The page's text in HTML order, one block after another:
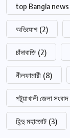
top Bangla news
অভিযোগ (2)
চাঁদাবাজি (2)
নীলফামারী (8)
পটুয়াখালী জেলা সংবাদ
হিন্দু মহাজোট (3)